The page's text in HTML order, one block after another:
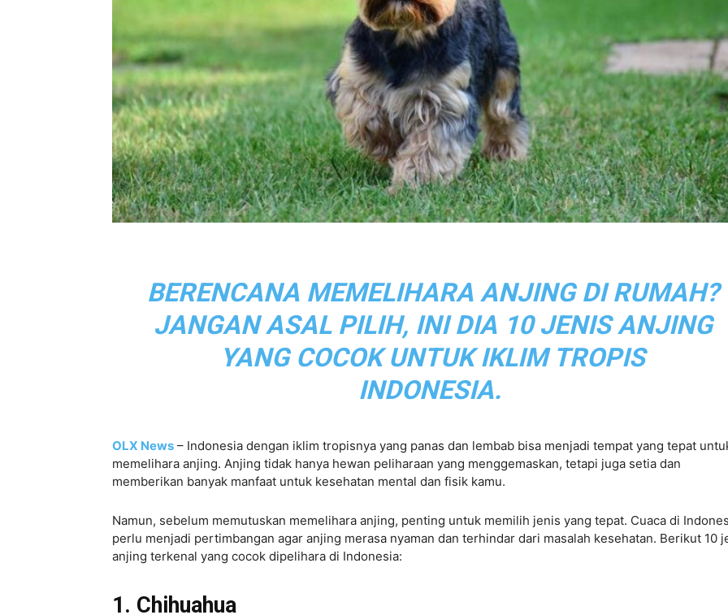
BERENCANA MEMELIHARA ANJING DI RUMAH?
JANGAN ASAL PILIH, INI DIA 10 JENIS ANJING
YANG COCOK UNTUK IKLIM TROPIS
INDONESIA.
OLX News – Indonesia dengan iklim tropisnya yang panas dan lembab bisa menjadi tempat yang tepat
memelihara anjing. Anjing tidak hanya hewan peliharaan yang menggemaskan, tetapi juga setia dan
memberikan banyak manfaat untuk kesehatan mental dan fisik kamu.
Namun, sebelum memutuskan memelihara anjing, penting untuk memilih jenis yang tepat. Cuaca di
perlu menjadi pertimbangan agar anjing merasa nyaman dan terhindar dari masalah kesehatan. Berikut 10
anjing terkenal yang cocok dipelihara di Indonesia:
1. Chihuahua